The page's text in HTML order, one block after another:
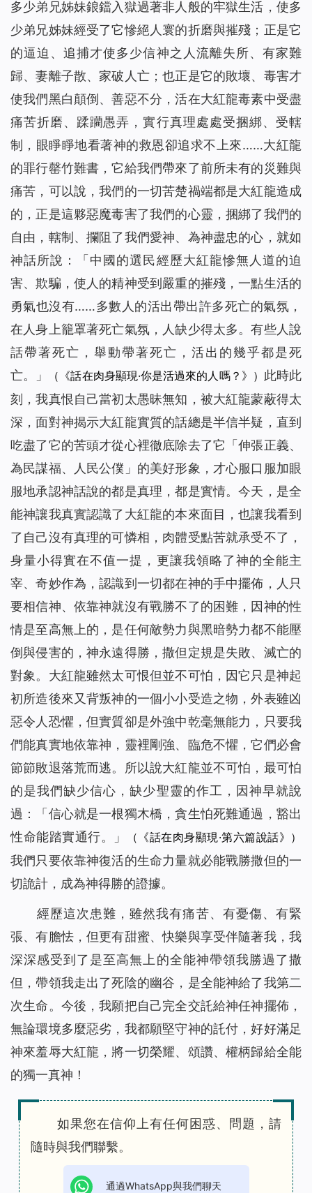
多少弟兄姊妹鋃鐺入獄過著非人般的牢獄生活，使多
少弟兄姊妹經受了它慘絕人寰的折磨與摧殘；正是它
的逼迫、追捕才使多少信神之人流離失所、有家難
歸、妻離子散、家破人亡；也正是它的敗壞、毒害才
使我們黑白顛倒、善惡不分，活在大紅龍毒素中受盡
痛苦折磨、蹂躪愚弄，實行真理處處受捆綁、受轄
制，眼睜睜地看著神的救恩卻追求不上來……大紅龍
的罪行罄竹難書，它給我們帶來了前所未有的災難與
痛苦，可以說，我們的一切苦楚禍端都是大紅龍造成
的，正是這夥惡魔毒害了我們的心靈，捆綁了我們的
自由，轄制、攔阻了我們愛神、為神盡忠的心，就如
神話所說：「 中國的選民經歷大紅龍慘無人道的迫
害、欺騙，使人的精神受到嚴重的摧殘，一點生活的
勇氣也沒有……多數人的活出帶出許多死亡的氣氛，
在人身上籠罩著死亡氣氛，人缺少得太多。有些人說
話帶著死亡，舉動帶著死亡，活出的幾乎都是死
亡。
」 （《話在肉身顯現·你是活過來的人嗎？》） 此時此
刻，我真恨自己當初太愚昧無知，被大紅龍蒙蔽得太
深，面對神揭示大紅龍實質的話總是半信半疑，直到
吃盡了它的苦頭才從心裡徹底除去了它「伸張正義、
為民謀福、人民公僕」的美好形象，才心服口服加眼
服地承認神話說的都是真理，都是實情。今天，是全
能神讓我真實認識了大紅龍的本來面目，也讓我看到
了自己沒有真理的可憐相，肉體受點苦就承受不了，
身量小得實在不值一提，更讓我領略了神的全能主
宰、奇妙作為，認識到一切都在神的手中擺佈，人只
要相信神、依靠神就沒有戰勝不了的困難，因神的性
情是至高無上的，是任何敵勢力與黑暗勢力都不能壓
倒與侵害的，神永遠得勝，撒但定規是失敗、滅亡的
對象。大紅龍雖然太可恨但並不可怕，因它只是神起
初所造後來又背叛神的一個小小受造之物，外表雖凶
惡令人恐懼，但實質卻是外強中乾毫無能力，只要我
們能真實地依靠神，靈裡剛強、臨危不懼，它們必會
節節敗退落荒而逃。所以說大紅龍並不可怕，最可怕
的是我們缺少信心，缺少聖靈的作工，因神早就說
過：「 信心就是一根獨木橋，貪生怕死難通過，豁出
性命能踏實通行。 」 （《話在肉身顯現·第六篇說話》）
我們只要依靠神復活的生命力量就必能戰勝撒但的一
切詭計，成為神得勝的證據。
經歷這次患難，雖然我有痛苦、有憂傷、有緊
張、有膽怯，但更有甜蜜、快樂與享受伴隨著我，我
深深感受到了是至高無上的全能神帶領我勝過了撒
但，帶領我走出了死陰的幽谷，是全能神給了我第二
次生命。今後，我願把自己完全交託給神任神擺佈，
無論環境多麼惡劣，我都願堅守神的託付，好好滿足
神來羞辱大紅龍，將一切榮耀、頌讚、權柄歸給全能
的獨一真神！
如果您在信仰上有任何困惑、問題，請
隨時與我們聯繫。
通過WhatsApp與我們聊天